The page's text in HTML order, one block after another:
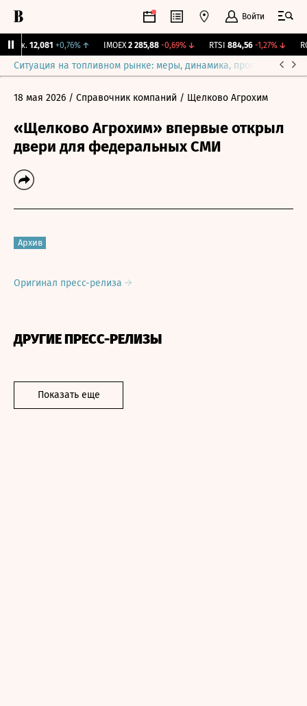
Войти
12,081 +0,76%↑ IMOEX 2 285,88 -0,69%↓ RTSI 884,56 -1,27%↓
Ситуация на топливном рынке: меры, динамика, прогнозы
18 мая 2026 / Справочник компаний / Щелково Агрохим
«Щелково Агрохим» впервые открыл
двери для федеральных СМИ
Архив
Оригинал пресс-релиза
ДРУГИЕ ПРЕСС-РЕЛИЗЫ
Показать еще